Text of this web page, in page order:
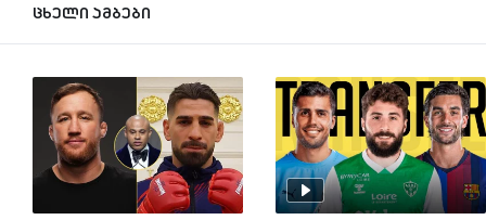
ცხელი ამბები